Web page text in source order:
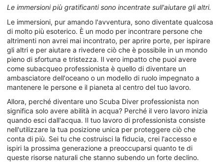
Le immersioni più gratificanti sono incentrate sull'aiutare gli altri.
Le immersioni, pur amando l'avventura, sono diventate qualcosa
di molto più esoterico. È un modo per incontrare persone che
altrimenti non avrei mai incontrato, per aprire porte, per ispirare
gli altri e per aiutare a rivedere ciò che è possibile in un mondo
pieno di sfortuna e tristezza. Il vero impatto che puoi avere
come subacqueo professionista è quello di diventare un
ambasciatore dell'oceano o un modello di ruolo impegnato a
mantenere le persone e il pianeta al centro del tuo lavoro.
Allora, perché diventare uno Scuba Diver professionista non
significa solo avere abilità in acqua? Perché il vero lavoro inizia
quando esci dall'acqua. Il tuo lavoro di professionista consiste
nell'utilizzare la tua posizione unica per proteggere ciò che
conta di più. Sei tu che costruisci la fiducia, crei l'accesso e
ispiri la prossima generazione a preoccuparsi quanto te di
queste risorse naturali che stanno subendo un forte declino.